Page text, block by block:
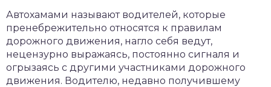
Автохамами называют водителей, которые
пренебрежительно относятся к правилам
дорожного движения, нагло себя ведут,
нецензурно выражаясь, постоянно сигналя и
огрызаясь с другими участниками дорожного
движения. Водителю, недавно получившему